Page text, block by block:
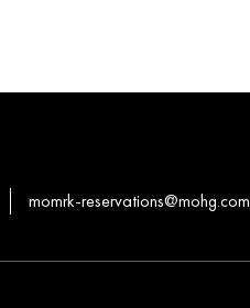
momrk-reservations@mohg.com